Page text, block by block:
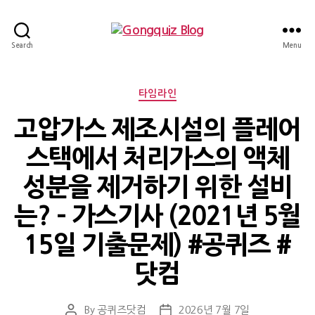
Search Menu
Categories
타임라인
고압가스 제조시설의 플레어
스택에서 처리가스의 액체
성분을 제거하기 위한 설비
는? – 가스기사 (2021년 5월
15일 기출문제) #공퀴즈 #
닷컴
PostBy 공퀴즈닷컴
Post2026년 7월 7일